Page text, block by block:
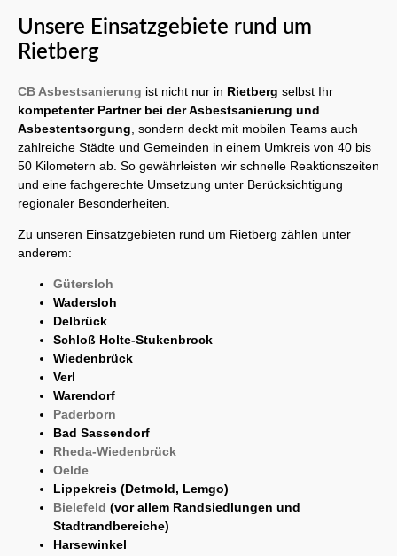
Unsere Einsatzgebiete rund um
Rietberg
CB Asbestsanierung ist nicht nur in Rietberg selbst Ihr
kompetenter Partner bei der Asbestsanierung und
Asbestentsorgung , sondern deckt mit mobilen Teams auch
zahlreiche Städte und Gemeinden in einem Umkreis von 40 bis
50 Kilometern ab. So gewährleisten wir schnelle Reaktionszeiten
und eine fachgerechte Umsetzung unter Berücksichtigung
regionaler Besonderheiten.
Zu unseren Einsatzgebieten rund um Rietberg zählen unter
anderem:
Gütersloh
Wadersloh
Delbrück
Schloß Holte-Stukenbrock
Wiedenbrück
Verl
Warendorf
Paderborn
Bad Sassendorf
Rheda-Wiedenbrück
Oelde
Lippekreis (Detmold, Lemgo)
Bielefeld (vor allem Randsiedlungen und
Stadtrandbereiche)
Harsewinkel